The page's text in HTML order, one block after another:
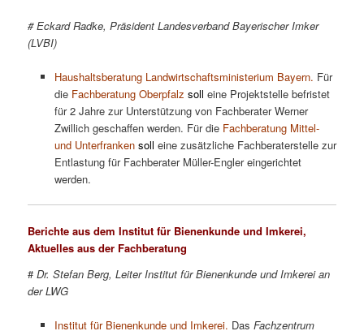
# Eckard Radke, Präsident Landesverband Bayerischer Imker
(LVBI)
Haushaltsberatung Landwirtschaftsministerium Bayern. Für
die Fachberatung Oberpfalz soll eine Projektstelle befristet
für 2 Jahre zur Unterstützung von Fachberater Werner
Zwillich geschaffen werden. Für die Fachberatung Mittel-
und Unterfrankensoll eine zusätzliche Fachberaterstelle zur
Entlastung für Fachberater Müller-Engler eingerichtet
werden.
Berichte aus dem Institut für Bienenkunde und Imkerei,
Aktuelles aus der Fachberatung
#Dr. Stefan Berg, Leiter Institut für Bienenkunde und Imkerei an
der LWG
Institut für Bienenkunde und Imkerei. Das Fachzentrum